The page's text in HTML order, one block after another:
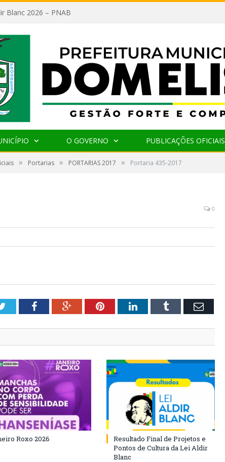
Blanc 2026 – PNAB
O GOVERNO PUBLICAÇÕES OFICIAIS
» Portarias » PORTARIAS 2017 » Portaria 435-2017
0
TwitterFacebookGoogle+PinterestLinkedInTumblr Email
Roxo 2026
Resultado Final de Projetos e
Pontos de Cultura da Lei Aldir
Blanc